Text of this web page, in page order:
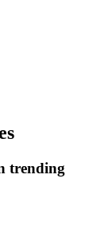
trending